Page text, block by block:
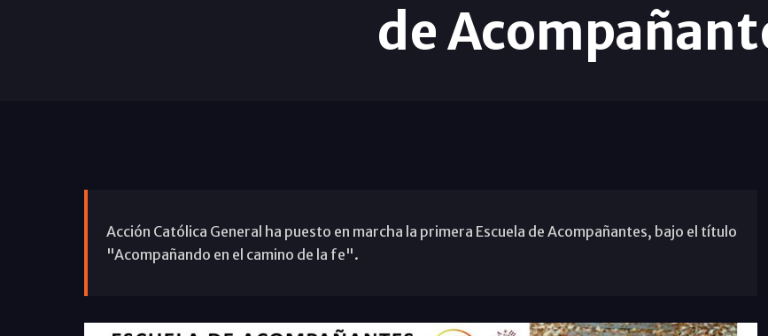
de
Acción Católica General ha puesto en marcha la primera Escuela de Acompañantes, bajo el título
"Acompañando en el camino de la fe".